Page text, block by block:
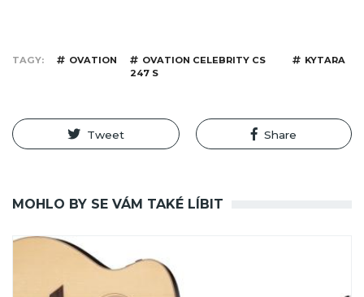
TAGY OVATION
OVATION CELEBRITY CS
247 S
KYTARA
Tweet Share
MOHLO BY SE VÁM TAKÉ LÍBIT